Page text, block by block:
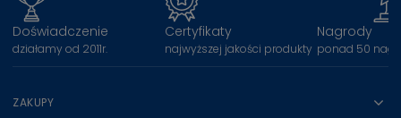
Doświadczenie
działamy od 2011r.
Certyfikaty
najwyższej jakości produkty
Nagrody
ponad 50
ZAKUPY